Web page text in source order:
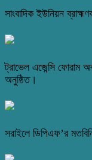
সাংবাদিক ইউনিয়ন
ট্রাভেল এজেন্সি ফোরাম
অনুষ্ঠিত।
সরাইলে ডিপিএফ’র